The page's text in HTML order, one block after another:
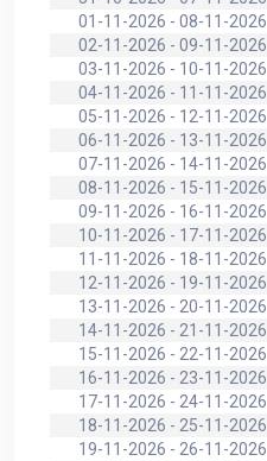
01-11-2026 - 08-11-2026
02-11-2026 - 09-11-2026
03-11-2026 - 10-11-2026
04-11-2026 - 11-11-2026
05-11-2026 - 12-11-2026
06-11-2026 - 13-11-2026
07-11-2026 - 14-11-2026
08-11-2026 - 15-11-2026
09-11-2026 - 16-11-2026
10-11-2026 - 17-11-2026
11-11-2026 - 18-11-2026
12-11-2026 - 19-11-2026
13-11-2026 - 20-11-2026
14-11-2026 - 21-11-2026
15-11-2026 - 22-11-2026
16-11-2026 - 23-11-2026
17-11-2026 - 24-11-2026
18-11-2026 - 25-11-2026
19-11-2026 - 26-11-2026